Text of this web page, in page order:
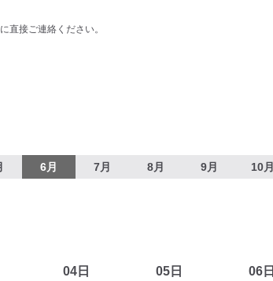
直接ご連絡ください。
6月 7月 8月 9月 10月
04日 05日 06日